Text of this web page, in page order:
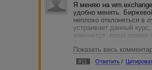
Я меняю на
удобно менять.
неплохо отклоняться в
устраивает данный
изменится, ваша заявка
противоположное
принимаете чужую
и понятно. Заходите на
Показать весь
#11 Ответить /